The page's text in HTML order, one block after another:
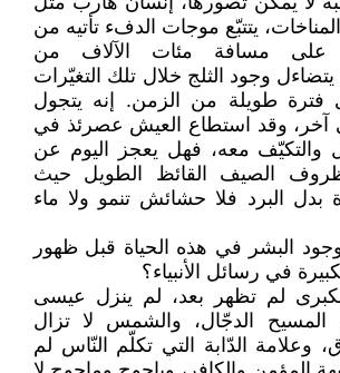
يتتبّع موجات الدفء تأتيه من
على مسافة مئات الآلاف من
وجود الثلج خلال تلك التغيّرات
فترة طويلة من الزمن. إنه يتجول
آخر، وقد استطاع العيش عصرئذ في
والتكيّف معه، فهل يعجز اليوم عن
الصيف القائظ الطويل حيث
بدل البرد فلا حشائش تنمو ولا ماء
البشر في هذه الحياة قبل ظهور
في رسائل الأنبياء؟
لم تظهر بعد، لم ينزل عيسى
المسيح الدجّال، والشمس لا تزال
الدّابة التي تكلّم النّاس لم